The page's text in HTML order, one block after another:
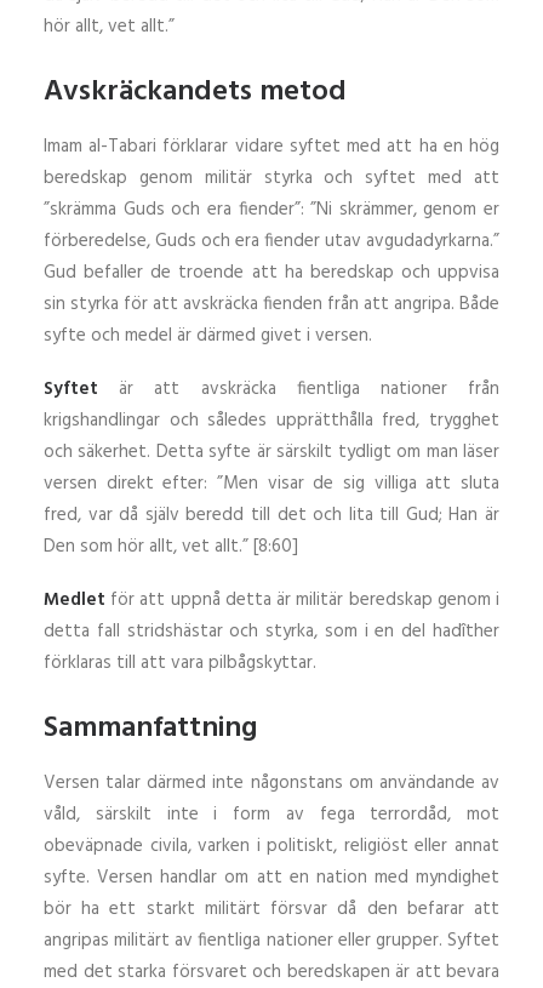
hör allt, vet allt.”
Avskräckandets metod
Imam al-Tabari förklarar vidare syftet med att ha en hög
beredskap genom militär styrka och syftet med att
”skrämma Guds och era fiender”: ”Ni skrämmer, genom er
förberedelse, Guds och era fiender utav avgudadyrkarna.”
Gud befaller de troende att ha beredskap och uppvisa
sin styrka för att avskräcka fienden från att angripa. Både
syfte och medel är därmed givet i versen.
Syftet är att avskräcka fientliga nationer från
krigshandlingar och således upprätthålla fred, trygghet
och säkerhet. Detta syfte är särskilt tydligt om man läser
versen direkt efter: ”Men visar de sig villiga att sluta
fred, var då själv beredd till det och lita till Gud; Han är
Den som hör allt, vet allt.” [8:60]
Medlet för att uppnå detta är militär beredskap genom i
detta fall stridshästar och styrka, som i en del hadîther
förklaras till att vara pilbågskyttar.
Sammanfattning
Versen talar därmed inte någonstans om användande av
våld, särskilt inte i form av fega terrordåd, mot
obeväpnade civila, varken i politiskt, religiöst eller annat
syfte. Versen handlar om att en nation med myndighet
bör ha ett starkt militärt försvar då den befarar att
angripas militärt av fientliga nationer eller grupper. Syftet
med det starka försvaret och beredskapen är att bevara